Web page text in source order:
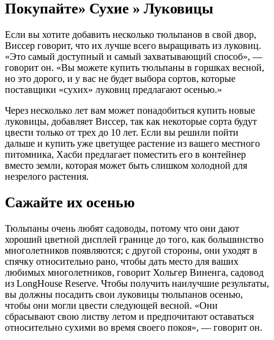
Покупайте» Сухие » Луковицы
Если вы хотите добавить несколько тюльпанов в свой двор,
Виссер говорит, что их лучше всего выращивать из луковиц.
«Это самый доступный и самый захватывающий способ», —
говорит он. «Вы можете купить тюльпаны в горшках весной,
но это дорого, и у вас не будет выбора сортов, которые
поставщики «сухих» луковиц предлагают осенью.»
Через несколько лет вам может понадобиться купить новые
луковицы, добавляет Виссер, так как некоторые сорта будут
цвести только от трех до 10 лет. Если вы решили пойти
дальше и купить уже цветущее растение из вашего местного
питомника, Хасби предлагает поместить его в контейнер
вместо земли, которая может быть слишком холодной для
незрелого растения.
Сажайте их осенью
Тюльпаны очень любят садоводы, потому что они дают
хороший цветной дисплей границе до того, как большинство
многолетников появляются; с другой стороны, они уходят в
спячку относительно рано, чтобы дать место для ваших
любимых многолетников, говорит Хольгер Виненга, садовод
из LongHouse Reserve. Чтобы получить наилучшие результаты,
вы должны посадить свои луковицы тюльпанов осенью,
чтобы они могли цвести следующей весной. «Они
сбрасывают свою листву летом и предпочитают оставаться
относительно сухими во время своего покоя», — говорит он.